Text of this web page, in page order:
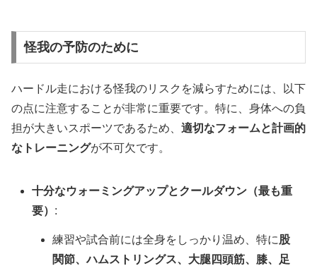
怪我の予防のために
ハードル走における怪我のリスクを減らすためには、以下
の点に注意することが非常に重要です。特に、身体への負
担が大きいスポーツであるため、 適切なフォームと計画的
なトレーニングが不可欠です。
十分なウォーミングアップとクールダウン（最も重
要） :
練習や試合前には全身をしっかり温め、特に股
関節、ハムストリングス、大腿四頭筋、膝、足